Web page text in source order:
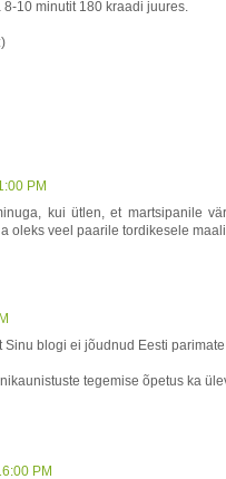
10 minutit 180 kraadi juures.
PM
kui ütlen, et martsipanile
oleks veel paarile tordikesele
blogi ei jõudnud Eesti
tegemise õpetus ka
PM